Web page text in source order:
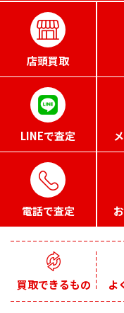
店頭買取
LINEで査定
電話で査定
買取できるもの よ